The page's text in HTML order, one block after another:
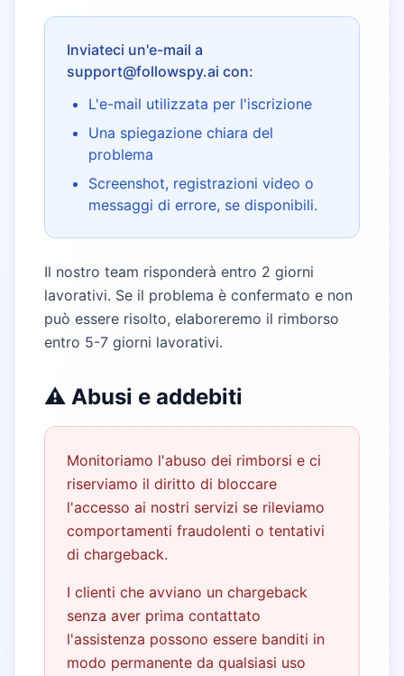
Inviateci un'e-mail a
support@followspy.ai con:
L'e-mail utilizzata per l'iscrizione
Una spiegazione chiara del
problema
Screenshot, registrazioni video o
messaggi di errore, se disponibili.
Il nostro team risponderà entro 2 giorni
lavorativi. Se il problema è confermato e non
può essere risolto, elaboreremo il rimborso
entro 5-7 giorni lavorativi.
⚠️ Abusi e addebiti
Monitoriamo l'abuso dei rimborsi e ci
riserviamo il diritto di bloccare
l'accesso ai nostri servizi se rileviamo
comportamenti fraudolenti o tentativi
di chargeback.
I clienti che avviano un chargeback
senza aver prima contattato
l'assistenza possono essere banditi in
modo permanente da qualsiasi uso